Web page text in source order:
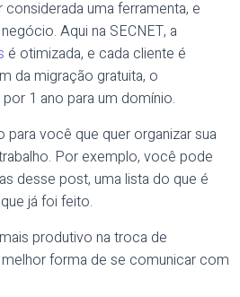
considerada uma ferramenta, e
Aqui na SECNET, a
é otimizada, e cada cliente é
da migração gratuita, o
1 ano para um domínio.
para você que quer organizar sua
Por exemplo, você pode
desse post, uma lista do que é
já foi feito.
produtivo na troca de
melhor forma de se comunicar com